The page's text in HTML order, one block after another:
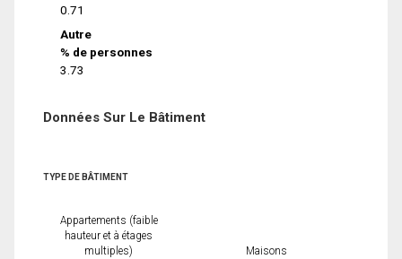
0.71
Autre
% de personnes
3.73
Données Sur Le Bâtiment
TYPE DE BÂTIMENT
Appartements (faible
hauteur et à étages
multiples)
Maisons